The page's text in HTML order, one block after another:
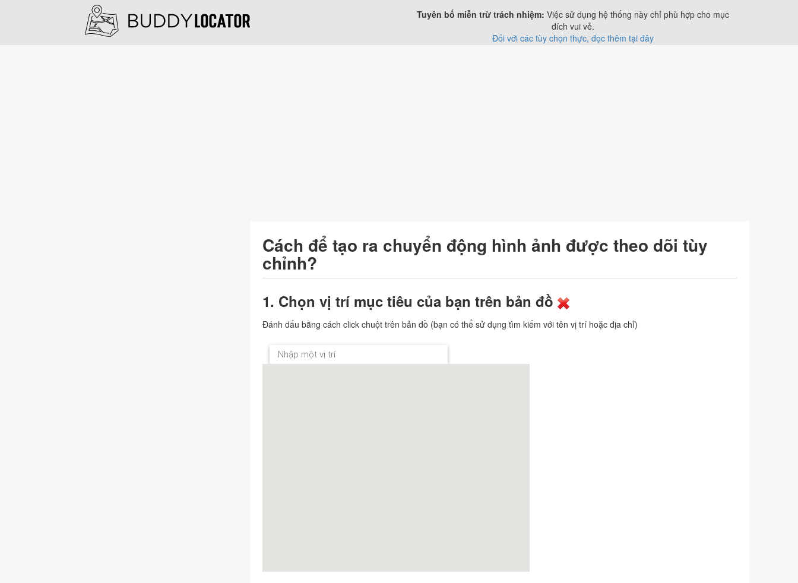
Tuyên bố miễn trừ trách nhiệm: Việc sử dụng hệ thống này chỉ phù hợp cho mục
đích vui vẻ.
Đối với các tùy chọn thực, đọc thêm tại đây
Cách để tạo ra chuyển động hình ảnh được theo dõi tùy
chỉnh?
1. Chọn vị trí mục tiêu của bạn trên bản đồ
Đánh dấu bằng cách click chuột trên bản đồ (bạn có thể sử dụng tìm kiếm với tên vị trí hoặc địa chỉ)